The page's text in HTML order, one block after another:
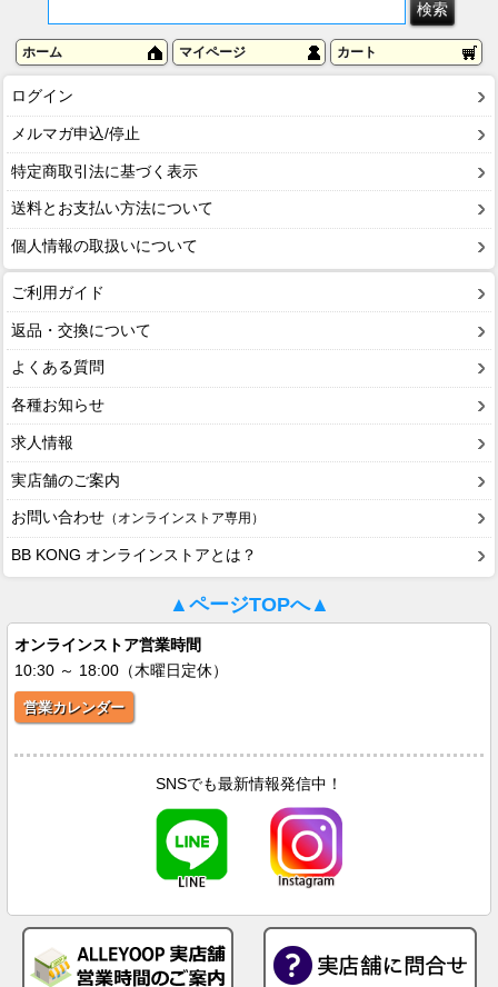
ホーム マイページ カート
ログイン
メルマガ申込/停止
特定商取引法に基づく表示
送料とお支払い方法について
個人情報の取扱いについて
ご利用ガイド
返品・交換について
よくある質問
各種お知らせ
求人情報
実店舗のご案内
お問い合わせ （オンラインストア専用）
BB KONG オンラインストアとは？
▲ページTOPへ▲
オンラインストア営業時間
10:30 ～ 18:00（木曜日定休）
営業カレンダー
SNSでも最新情報発信中！